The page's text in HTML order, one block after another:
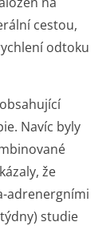
cestou,
odtoku
Navíc byly
že
adrenergními
studie